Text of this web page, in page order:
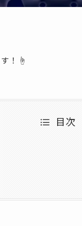
！☝️
目次